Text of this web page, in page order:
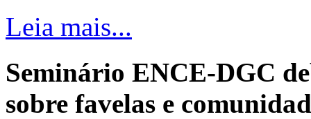
Leia mais...
Seminário ENCE-DGC
sobre favelas e